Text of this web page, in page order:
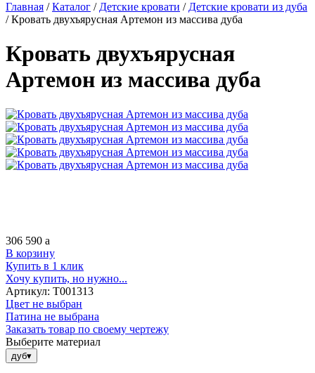
Главная / Каталог / Детские кровати / Детские кровати из дуба
/ Кровать двухъярусная Артемон из массива дуба
Кровать двухъярусная
Артемон из массива дуба
306 590 a
В корзину
Купить в 1 клик
Хочу купить, но нужно...
Артикул: Т001313
Цвет не выбран
Патина не выбрана
Заказать товар по своему чертежу
Выберите материал
дуб▾